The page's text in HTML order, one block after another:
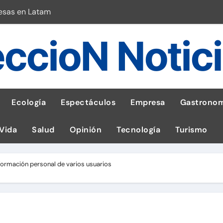
en Latam
de hígado
de GEI en sus operaciones
de celular según OSIPTEL
¡Descarga la app de Meridianbet y gana una jugada gratis
Ecología Espectáculos Empresa
Salud Opinión Tecnología Turismo
personal de varios usuarios